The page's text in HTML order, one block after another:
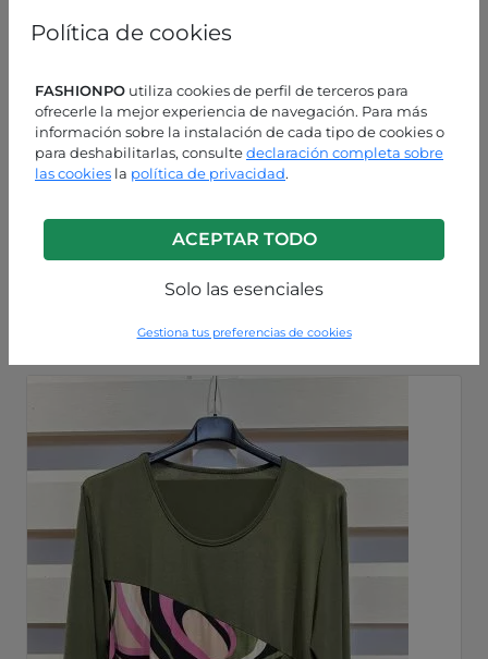
Política de cookies
FASHIONPO utiliza cookies de perfil de terceros para
ofrecerle la mejor experiencia de navegación. Para más
información sobre la instalación de cada tipo de cookies o
para deshabilitarlas, consultedeclaración completa sobre
las cookies la política de privacidad.
ACEPTAR TODO
Solo las esenciales
Gestiona tus preferencias de cookies